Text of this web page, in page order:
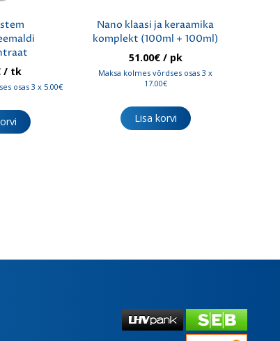
/ tk
osas 3 x 5.00€
Nano klaasi ja keraamika
komplekt (100ml + 100ml)
51.00€/ pk
Maksa kolmes võrdses osas 3 x
17.00€
Lisa korvi